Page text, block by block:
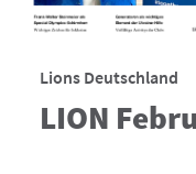
Lions Deutschland
LION